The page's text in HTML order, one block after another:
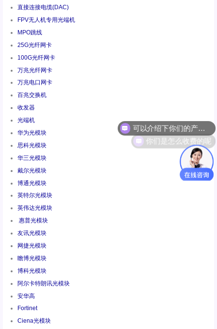
直接连接电缆(DAC)
FPV无人机专用光端机
MPO跳线
25G光纤网卡
100G光纤网卡
万兆光纤网卡
万兆电口网卡
百兆交换机
收发器
光端机
华为光模块
思科光模块
华三光模块
戴尔光模块
博通光模块
英特尔光模块
英伟达光模块
惠普光模块
友讯光模块
网捷光模块
瞻博光模块
博科光模块
阿尔卡特朗讯光模块
安华高
Fortinet
Ciena光模块
你们是怎么收费的呢